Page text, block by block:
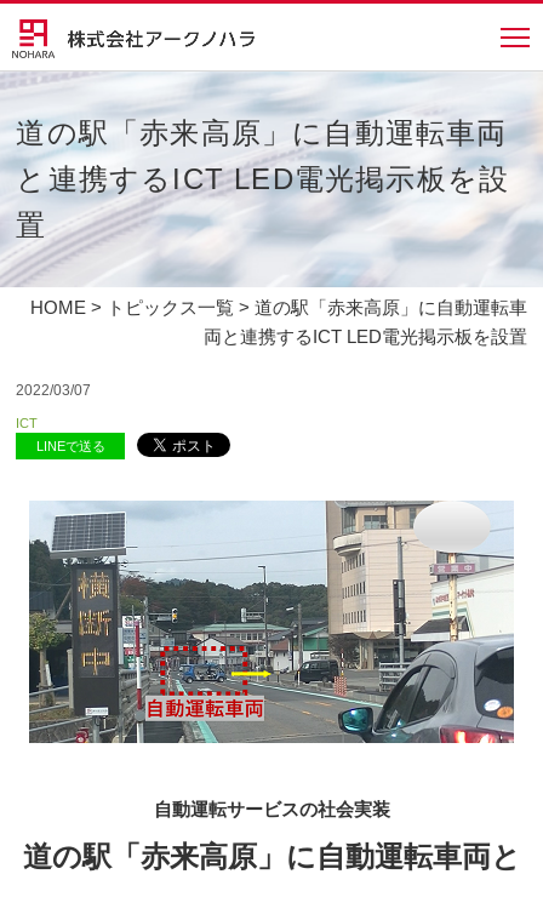
道の駅「赤来高原」に自動運転車両
と連携するICT LED電光掲示板を設
置
HOME > トピックス一覧 > 道の駅「赤来高原」に自動運転車
両と連携するICT LED電光掲示板を設置
2022/03/07
ICT
LINEで送る
自動運転サービスの社会実装
道の駅「赤来高原」に自動運転車両と